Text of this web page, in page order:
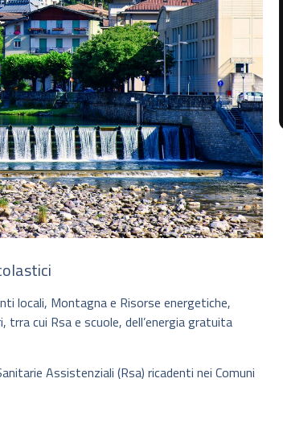
locali, Montagna e Risorse energetiche,
cui Rsa e scuole, dell’energia gratuita
Assistenziali (Rsa) ricadenti nei Comuni